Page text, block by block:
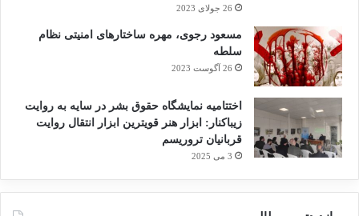
26 جولای 2023
مسعود رجوی، مهره ساختارهای امنیتی نظام
سلطه
26 آگوست 2023
اختتامیه نمایشگاه حقوق بشر در سایه به روایت
زیباکنار: ابزار هنر قویترین ابزار انتقال روایت
قربانیان تروریسم
3 می 2025